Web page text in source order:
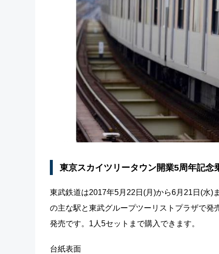
東京スカイツリータウン開業5周年記念
東武鉄道は2017年5月22日(月)から6月21日(水)
の主な駅と東武グループツーリストプラザで
発売です。1人5セットまで購入できます。
台紙表面